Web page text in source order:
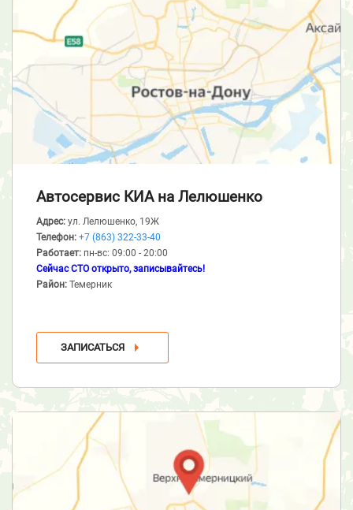
Автосервис КИА на Лелюшенко
Адрес: ул. Лелюшенко, 19Ж
Телефон: +7 (863) 322-33-40
Работает: пн-вс: 09:00 - 20:00
Сейчас СТО открыто, записывайтесь!
Район: Темерник
ЗАПИСАТЬСЯ